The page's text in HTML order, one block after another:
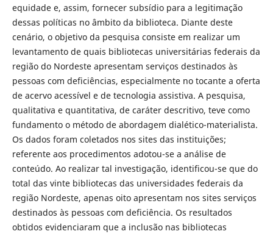
equidade e, assim, fornecer subsídio para a legitimação
dessas políticas no âmbito da biblioteca. Diante deste
cenário, o objetivo da pesquisa consiste em realizar um
levantamento de quais bibliotecas universitárias federais da
região do Nordeste apresentam serviços destinados às
pessoas com deficiências, especialmente no tocante a oferta
de acervo acessível e de tecnologia assistiva. A pesquisa,
qualitativa e quantitativa, de caráter descritivo, teve como
fundamento o método de abordagem dialético-materialista.
Os dados foram coletados nos sites das instituições;
referente aos procedimentos adotou-se a análise de
conteúdo. Ao realizar tal investigação, identificou-se que do
total das vinte bibliotecas das universidades federais da
região Nordeste, apenas oito apresentam nos sites serviços
destinados às pessoas com deficiência. Os resultados
obtidos evidenciaram que a inclusão nas bibliotecas